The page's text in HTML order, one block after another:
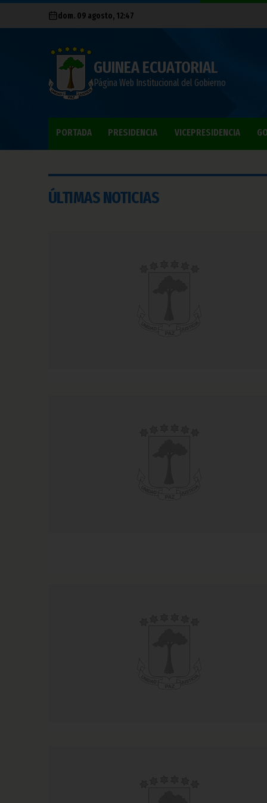
dom. 09 agosto, 12:47
GUINEA ECUATORIAL
Página Web Institucional del Gobierno
PORTADA PRESIDENCIA VICEPRESIDENCIA
ÚLTIMAS NOTICIAS